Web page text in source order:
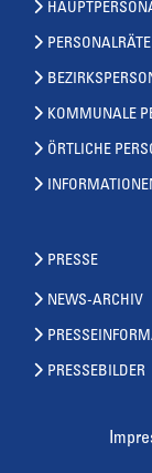
KOMMUNALE
ÖRTLICHE
PRESSE
NEWS-ARCHIV
PRESSEBILDER